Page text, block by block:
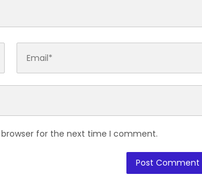
for the next time I comment.